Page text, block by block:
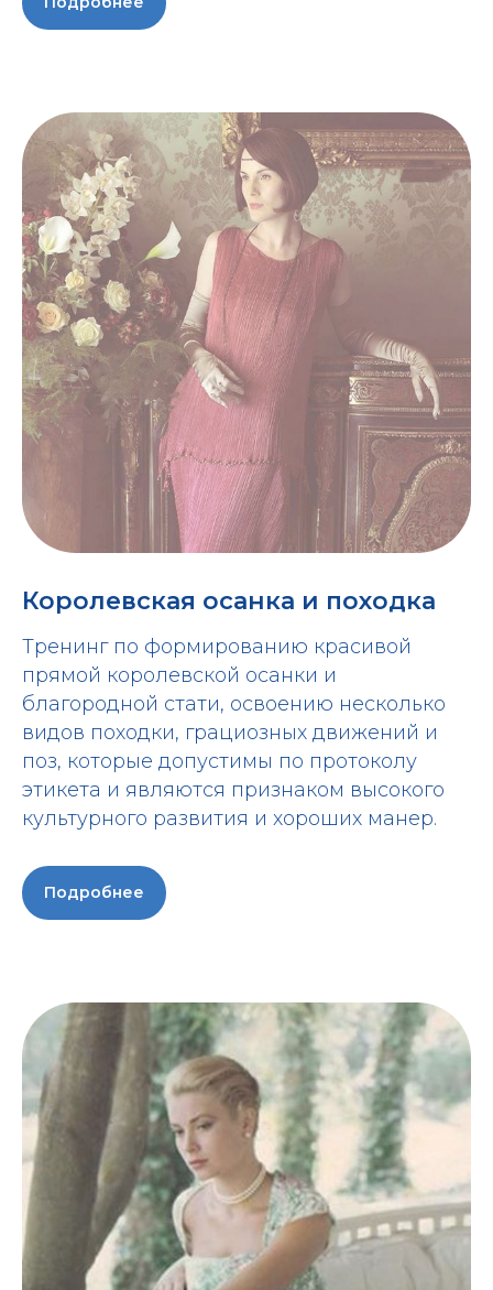
Королевская осанка и походка
Тренинг по формированию красивой
прямой королевской осанки и
благородной стати, освоению несколько
видов походки, грациозных движений и
поз, которые допустимы по протоколу
этикета и являются признаком высокого
культурного развития и хороших манер.
Подробнее